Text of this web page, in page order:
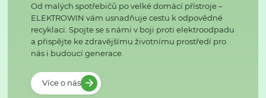
Od malých spotřebičů po velké domácí přístroje –
ELEKTROWIN vám usnadňuje cestu k odpovědné
recyklaci. Spojte se s námi v boji proti elektroodpadu
a přispějte ke zdravějšímu životnímu prostředí pro
nás i budoucí generace.
Více o nás